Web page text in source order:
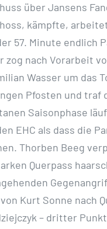
über Jansens
kämpfte,
57. Minute endlich
zog nach Vorarbeit
Wasser um das
Pfosten und traf
Saisonphase
EHC als dass die
Thorben Beeg
Querpass
Kurt Sonne nach
– dritter